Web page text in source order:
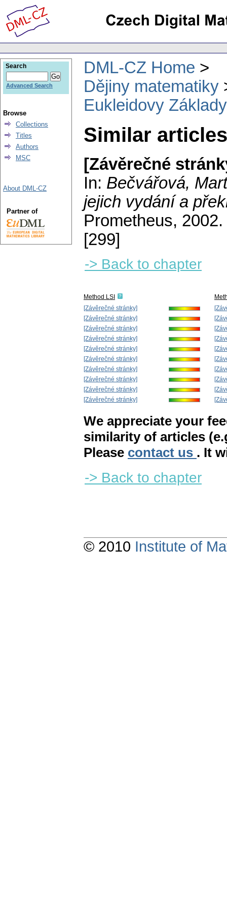
DML-CZ Home
Dějiny matematiky
Eukleidovy
Similar
[Závěrečné
In: Bečvářová,
jejich vydání a
Prometheus,
[299]
-> Back to chapter
Method LSI
[Závěrečné stránky]
[Závěrečné stránky]
[Závěrečné stránky]
[Závěrečné stránky]
[Závěrečné stránky]
[Závěrečné stránky]
[Závěrečné stránky]
[Závěrečné stránky]
[Závěrečné stránky]
[Závěrečné stránky]
We appreciate your
similarity of articles
Please contact us . It
-> Back to chapter
Search
Advanced Search
Browse
Collections
Titles
Authors
MSC
About DML-CZ
Partner of
© 2010 Institute of